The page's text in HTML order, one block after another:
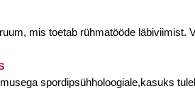
mis toetab rühmatööde läbiviimist.
spordipsühholoogiale,kasuks